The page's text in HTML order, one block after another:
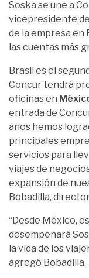
Soska se une a
vicepresidente
de la empresa en
las cuentas más
Brasil es el
Concur tendrá
oficinas en
entrada de
años hemos
principales
servicios para
viajes de
expansión de
Bobadilla,
“Desde México,
desempeñará
la vida de los
agregó Bobadilla.